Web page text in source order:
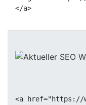
<a href="https://